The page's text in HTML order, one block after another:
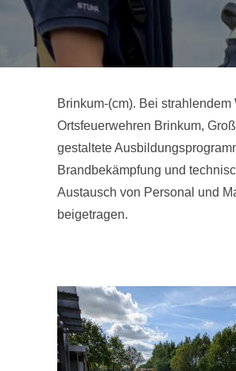
Brinkum-(cm). Bei
Ortsfeuerwehren Brinkum,
gestaltete
Brandbekämpfung und
Austausch von Personal und
beigetragen.